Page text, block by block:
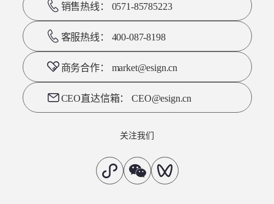
销售热线： 0571-85785223
客服热线： 400-087-8198
商务合作： market@esign.cn
CEO直达信箱： CEO@esign.cn
关注我们